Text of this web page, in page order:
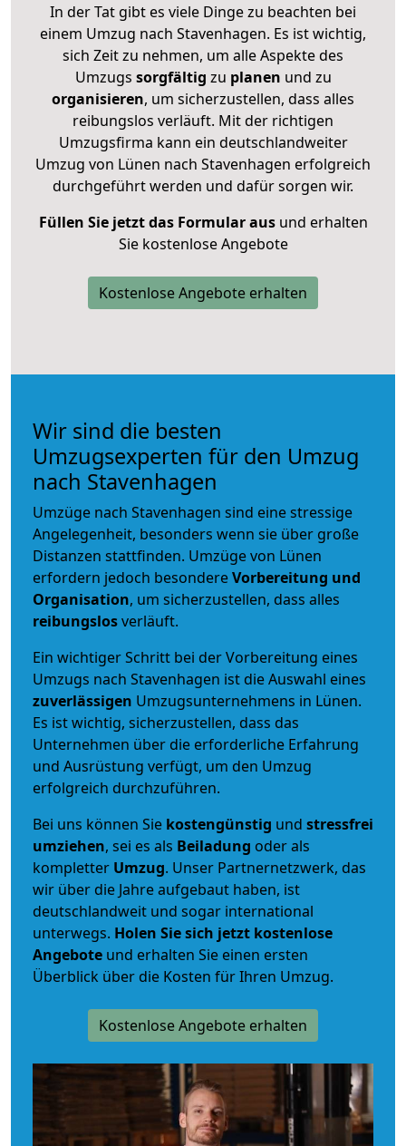
In der Tat gibt es viele Dinge zu beachten bei
einem Umzug nach Stavenhagen. Es ist wichtig,
sich Zeit zu nehmen, um alle Aspekte des
Umzugs sorgfältig zu planen und zu
organisieren, um sicherzustellen, dass alles
reibungslos verläuft. Mit der richtigen
Umzugsfirma kann ein deutschlandweiter
Umzug von Lünen nach Stavenhagen erfolgreich
durchgeführt werden und dafür sorgen wir.
Füllen Sie jetzt das Formular ausund erhalten
Sie kostenlose Angebote
Kostenlose Angebote erhalten
Wir sind die besten
Umzugsexperten für den Umzug
nach Stavenhagen
Umzüge nach Stavenhagen sind eine stressige
Angelegenheit, besonders wenn sie über große
Distanzen stattfinden. Umzüge von Lünen
erfordern jedoch besondereVorbereitung und
Organisation, um sicherzustellen, dass alles
reibungslosverläuft.
Ein wichtiger Schritt bei der Vorbereitung eines
Umzugs nach Stavenhagen ist die Auswahl eines
zuverlässigen Umzugsunternehmens in Lünen.
Es ist wichtig, sicherzustellen, dass das
Unternehmen über die erforderliche Erfahrung
und Ausrüstung verfügt, um den Umzug
erfolgreich durchzuführen.
Bei uns können Sie kostengünstig und stressfrei
umziehen, sei es als Beiladung oder als
kompletter Umzug. Unser Partnernetzwerk, das
wir über die Jahre aufgebaut haben, ist
deutschlandweit und sogar international
unterwegs. Holen Sie sich jetzt kostenlose
Angebote und erhalten Sie einen ersten
Überblick über die Kosten für Ihren Umzug.
Kostenlose Angebote erhalten